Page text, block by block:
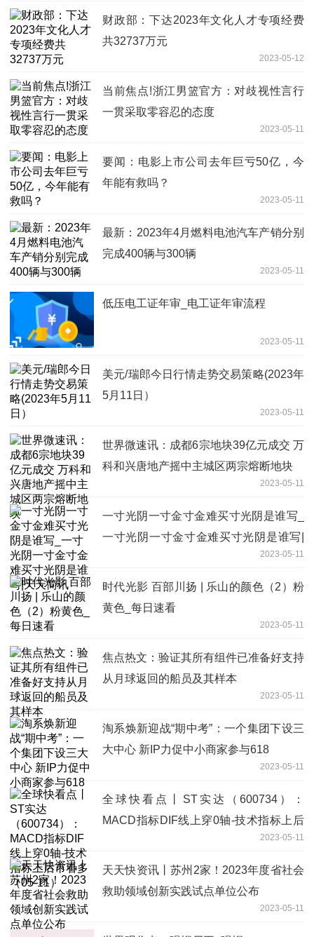
财政部：下达2023年文化人才专项经费
共32737万元
2023-05-12
当前焦点!浙江男篮官方：对歧视性言行
一贯采取零容忍的态度
2023-05-11
要闻：电影上市公司去年巨亏50亿，今
年能有救吗？
2023-05-11
最新：2023年4月燃料电池汽车产销分别
完成400辆与300辆
2023-05-11
低压电工证年审_电工证年审流程
2023-05-11
美元/瑞郎今日行情走势交易策略(2023年
5月11日）
2023-05-11
世界微速讯：成都6宗地块39亿元成交 万
科和兴唐地产摇中主城区两宗熔断地块
2023-05-11
一寸光阴一寸金寸金难买寸光阴是谁写_
一寸光阴一寸金寸金难买寸光阴是谁写|
2023-05-11
时代光影 百部川扬 | 乐山的颜色（2）粉
黄色_每日速看
2023-05-11
焦点热文：验证其所有组件已准备好支持
从月球返回的船员及其样本
2023-05-11
淘系焕新迎战“期中考”：一个集团下设三
大中心 新IP力促中小商家参与618
2023-05-11
全球快看点丨ST实达（600734）：
MACD指标DIF线上穿0轴-技术指标上后
2023-05-11
天天快资讯丨苏州2家！2023年度省社会
救助领域创新实践试点单位公布
2023-05-11